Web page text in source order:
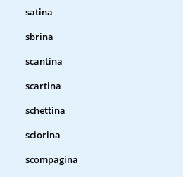
satina
sbrina
scantina
scartina
schettina
sciorina
scompagina